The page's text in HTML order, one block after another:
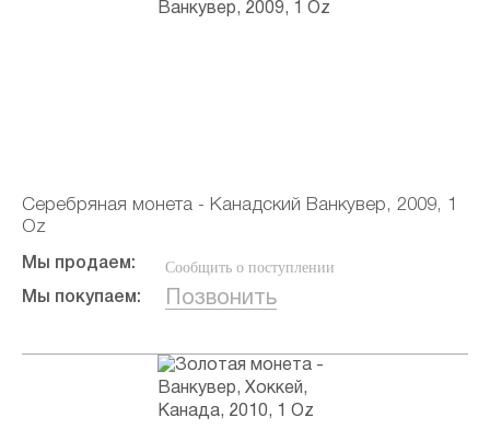
Серебряная монета - Канадский Ванкувер, 2009, 1
Oz
Мы продаем: Сообщить о поступлении
Мы покупаем: Позвонить